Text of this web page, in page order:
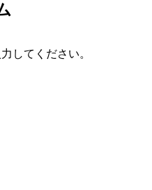
してください。